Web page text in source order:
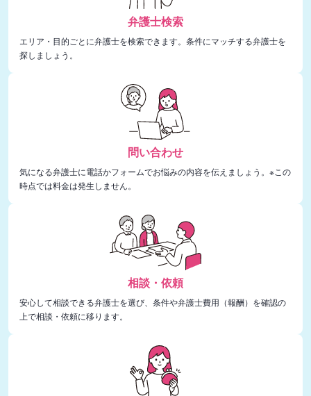
弁護士検索
エリア・目的ごとに弁護士を検索できます。条件にマッチする弁護士を
探しましょう。
問い合わせ
気になる弁護士に電話かフォームでお悩みの内容を伝えましょう。※この
時点では料金は発生しません。
相談・依頼
安心して相談できる弁護士を選び、条件や弁護士費用（報酬）を確認の
上で相談・依頼に移ります。